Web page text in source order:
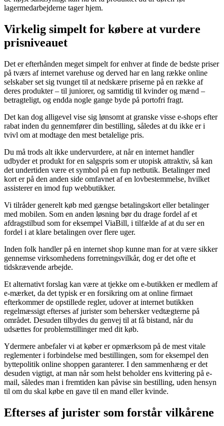
lagermedarbejderne tager hjem.
Virkelig simpelt for købere at vurdere
prisniveauet
Det er efterhånden meget simpelt for enhver at finde de bedste priser
på tværs af internet varehuse og derved har en lang række online
selskaber set sig tvunget til at nedskære priserne på en række af
deres produkter – til juniorer, og samtidig til kvinder og mænd –
betragteligt, og endda nogle gange byde på portofri fragt.
Det kan dog alligevel vise sig lønsomt at granske visse e-shops efter
rabat inden du gennemfører din bestilling, således at du ikke er i
tvivl om at modtage den mest betalelige pris.
Du må trods alt ikke undervurdere, at når en internet handler
udbyder et produkt for en salgspris som er utopisk attraktiv, så kan
det undertiden være et symbol på en fup netbutik. Betalinger med
kort er på den anden side omfavnet af en lovbestemmelse, hvilket
assisterer en imod fup webbutikker.
Vi tilråder generelt køb med gængse betalingskort eller betalinger
med mobilen. Som en anden løsning bør du drage fordel af et
afdragstilbud som for eksempel ViaBill, i tilfælde af at du ser en
fordel i at klare betalingen over flere uger.
Inden folk handler på en internet shop kunne man for at være sikker
gennemse virksomhedens forretningsvilkår, dog er det ofte et
tidskrævende arbejde.
Et alternativt forslag kan være at tjekke om e-butikken er medlem af
e-mærket, da det typisk er en forsikring om at online firmaet
efterkommer de opstillede regler, udover at internet butikken
regelmæssigt efterses af jurister som behersker vedtægterne på
området. Desuden tilbydes du genvej til at få bistand, når du
udsættes for problemstillinger med dit køb.
Ydermere anbefaler vi at køber er opmærksom på de mest vitale
reglementer i forbindelse med bestillingen, som for eksempel den
byttepolitik online shoppen garanterer. I den sammenhæng er det
desuden vigtigt, at man når som helst beholder ens kvittering på e-
mail, således man i fremtiden kan påvise sin bestilling, uden hensyn
til om du skal købe en gave til en mand eller kvinde.
Efterses af jurister som forstår vilkårene